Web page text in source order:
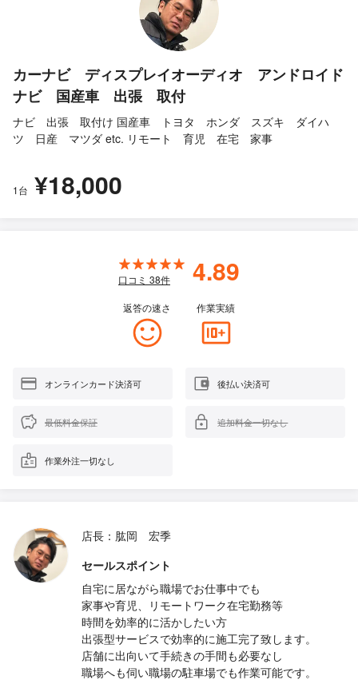
カーナビ ディスプレイオーディオ アンドロイド
ナビ 国産車 出張 取付
ナビ 出張 取付け 国産車 トヨタ ホンダ スズキ ダイハ
ツ 日産 マツダ etc. リモート 育児 在宅 家事
1台 ¥18,000
口コミ 38件 4.89
返答の速さ 作業実績
オンラインカード決済可 後払い決済可
最低料金保証 追加料金一切なし
作業外注一切なし
店長：肱岡 宏季
セールスポイント
自宅に居ながら職場でお仕事中でも
家事や育児、リモートワーク在宅勤務等
時間を効率的に活かしたい方
出張型サービスで効率的に施工完了致します。
店舗に出向いて手続きの手間も必要なし
職場へも伺い職場の駐車場でも作業可能です。